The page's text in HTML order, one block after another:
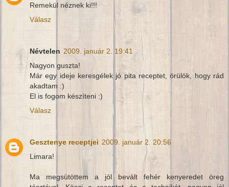
Remekül néznek ki!!!
Válasz
Névtelen 2009. január 2. 19:41
Nagyon guszta!
Már egy ideje keresgélek jó pita receptet, örülök, hogy rád
akadtam :)
El is fogom készíteni :)
Válasz
Gesztenye receptjei 2009. január 2. 20:56
Limara!
Ma megsütöttem a jól bevált fehér kenyeredet öreg